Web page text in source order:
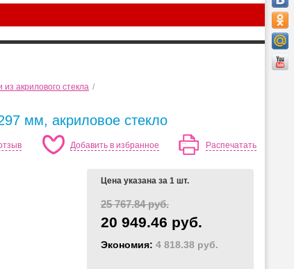
акрилового стекла /
мм, акриловое стекло
Распечатать
Добавить в избранное
Цена указана за 1 шт.
25 767.84 руб.
20 949.46 руб.
Экономия: 4 818.38 руб.